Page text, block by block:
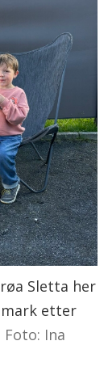
Sletta her
etter
Foto: Ina